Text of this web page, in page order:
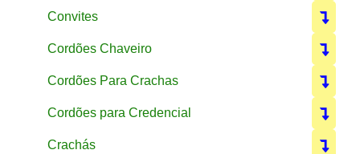
Convites
Cordões Chaveiro
Cordões Para Crachas
Cordões para Credencial
Crachás